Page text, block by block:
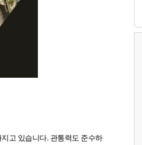
고 있습니다. 관통력도 준수하